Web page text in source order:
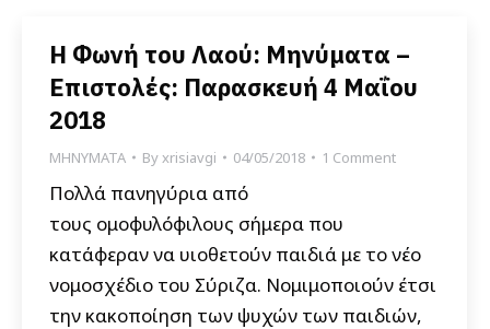
Η Φωνή του Λαού: Μηνύματα –
Επιστολές: Παρασκευή 4 Μαΐου
2018
ΜΗΝΥΜΑΤΑ Byxrisiavgi 04/05/2018 1 Comment
Πολλά πανηγύρια από
τους ομοφυλόφιλους σήμερα που
κατάφεραν να υιοθετούν παιδιά με το νέο
νομοσχέδιο του Σύριζα. Νομιμοποιούν έτσι
την κακοποίηση των ψυχών των παιδιών,